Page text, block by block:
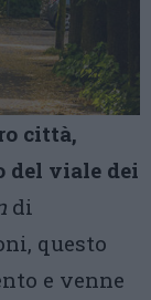
città,
del viale dei
di
questo
e venne